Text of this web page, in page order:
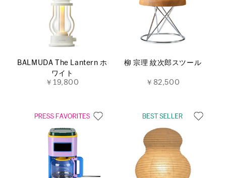
BALMUDA The Lantern ホ
ワイト
￥19,800
柳 宗理 紋次郎スツール
￥82,500